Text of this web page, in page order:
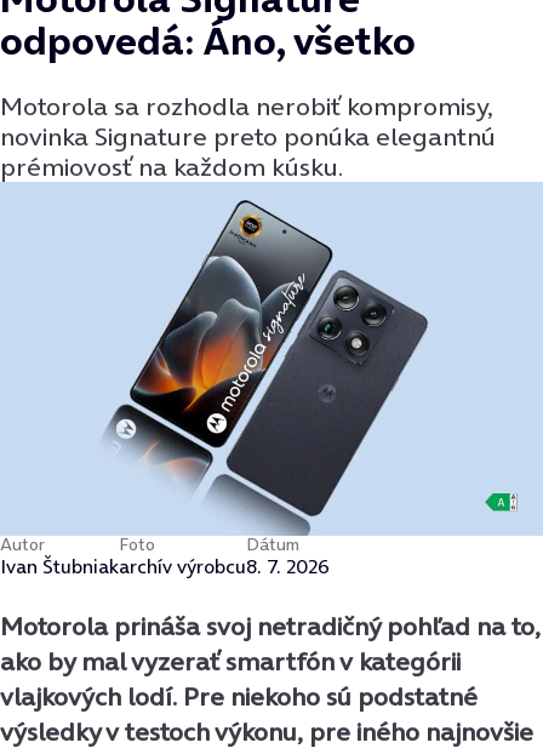
odpovedá: Áno, všetko
Motorola sa rozhodla nerobiť kompromisy,
novinka Signature preto ponúka elegantnú
prémiovosť na každom kúsku.
Autor
Ivan Štubniak
Foto
archív výrobcu
Dátum
8. 7. 2026
Motorola prináša svoj netradičný pohľad na to,
ako by mal vyzerať smartfón v kategórii
vlajkových lodí. Pre niekoho sú podstatné
výsledky v testoch výkonu, pre iného najnovšie